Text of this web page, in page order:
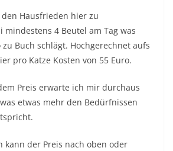
Hausfrieden hier zu
mindestens 4 Beutel am Tag was
Buch schlägt. Hochgerechnet aufs
pro Katze Kosten von 55 Euro.
Preis erwarte ich mir durchaus
etwas mehr den Bedürfnissen
kann der Preis nach oben oder